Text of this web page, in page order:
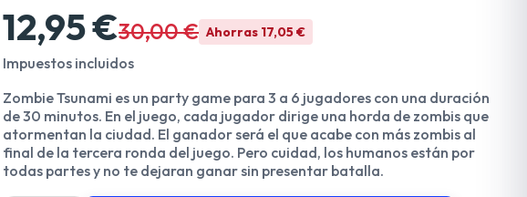
12,95 €30,00 € Ahorras 17,05 €
Impuestos incluidos
Zombie Tsunami es un party game para 3 a 6 jugadores con una duración
de 30 minutos. En el juego, cada jugador dirige una horda de zombis que
atormentan la ciudad. El ganador será el que acabe con más zombis al
final de la tercera ronda del juego. Pero cuidad, los humanos están por
todas partes y no te dejaran ganar sin presentar batalla.